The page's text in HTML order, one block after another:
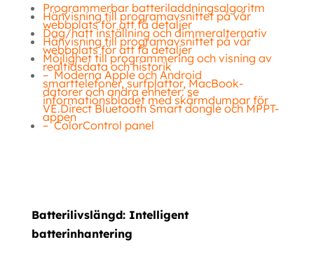
Programmerbar batteriladdningsalgoritm
Hänvisning till programavsnittet på vår
webbplats för att få detaljer
Dag/natt inställning och dimmeralternativ
Hänvisning till programavsnittet på vår
webbplats för att få detaljer
Möjlighet till programmering och visning av
realtidsdata och historik
– Moderna Apple och Android
smarttelefoner, surfplattor, MacBook-
datorer och andra enheter: se
informationsbladet med skärmdumpar för
VE.Direct Bluetooth Smart dongle och MPPT-
appen
– ColorControl panel
Batterilivslängd: Intelligent
batterinhantering